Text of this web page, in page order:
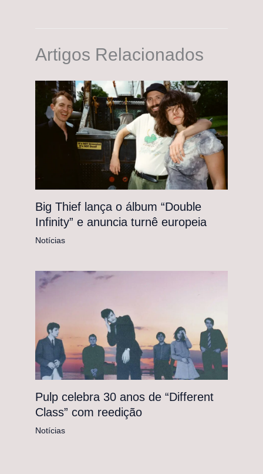
Artigos Relacionados
Big Thief lança o álbum “Double
Infinity” e anuncia turnê europeia
Notícias
Pulp celebra 30 anos de “Different
Class” com reedição
Notícias